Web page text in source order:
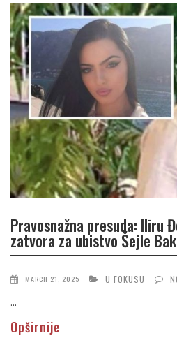
Pravosnažna presuda: Iliru
zatvora za ubistvo Šejle
MARCH 21, 2025 U FOKUSU
...
Opširnije